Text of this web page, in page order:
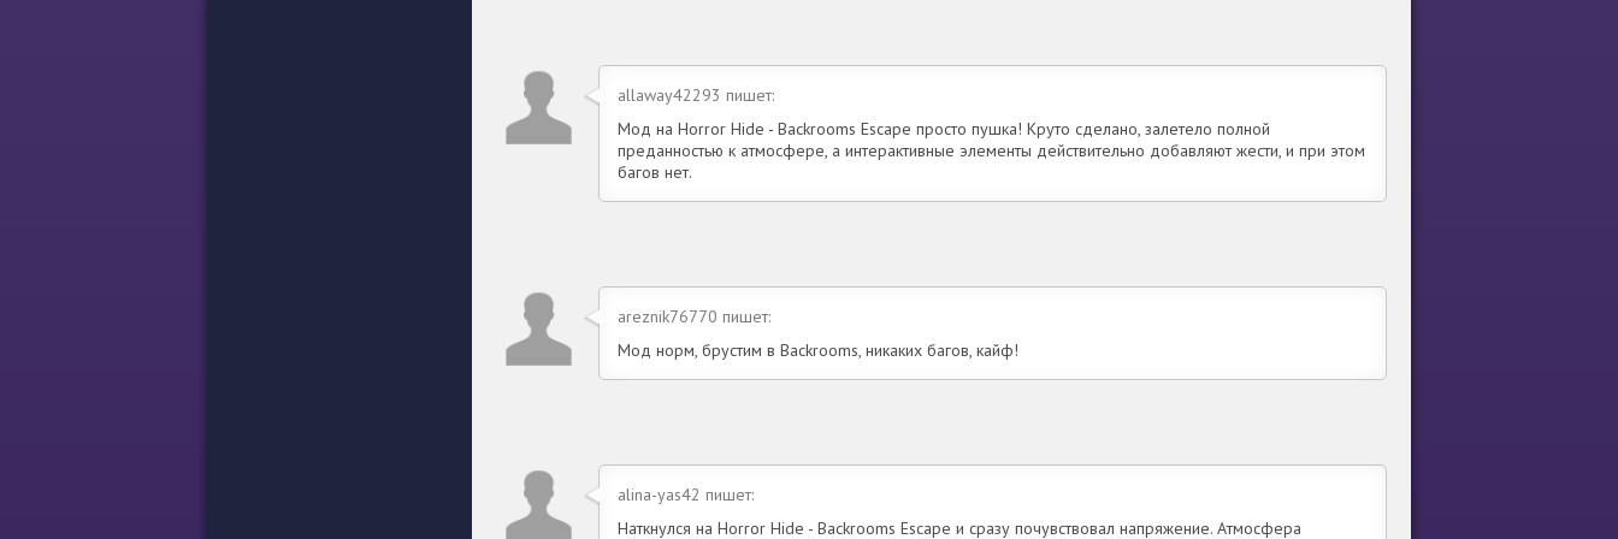
allaway42293 пишет:
Мод на Horror Hide - Backrooms Escape просто пушка! Круто сделано, залетело полной
преданностью к атмосфере, а интерактивные элементы действительно добавляют жести, и при этом
багов нет.
areznik76770 пишет:
Мод норм, брустим в Backrooms, никаких багов, кайф!
alina-yas42 пишет:
Наткнулся на Horror Hide - Backrooms Escape и сразу почувствовал напряжение. Атмосфера